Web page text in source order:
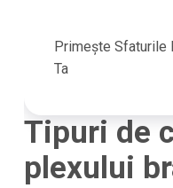
Primește Sfaturile
Ta
Tipuri de
plexului